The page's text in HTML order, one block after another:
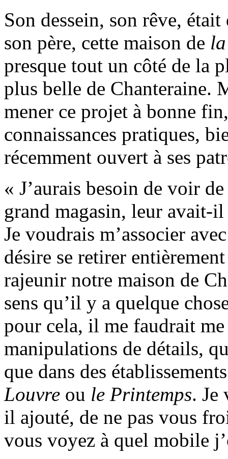
Son dessein, son rêve,
son père, cette maison de
presque tout un côté de la
plus belle de Chanteraine.
mener ce projet à bonne
connaissances pratiques,
récemment ouvert à ses
« J’aurais besoin de voir
grand magasin, leur avait-
Je voudrais m’associer
désire se retirer
rajeunir notre maison de
sens qu’il y a quelque
pour cela, il me faudrait
manipulations de détails,
que dans des
Louvre ou le Printemps. Je
il ajouté, de ne pas vous
vous voyez à quel mobile